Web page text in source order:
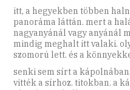
itt, a hegyekben többen
panoráma láttán. mert a
nagyanyánál vagy anyánál
mindig meghalt itt valaki.
szomorú lett. és a
senki sem sírt a
vitték a sírhoz. titokban. a